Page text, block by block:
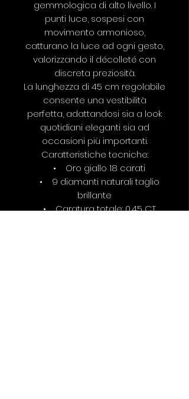
gemmologica di alto livello. I
punti luce, sospesi con
movimento armonioso,
catturano la luce ad ogni gesto,
valorizzando il décolleté con
discreta preziosità.
La lunghezza di 45 cm regolabile
consente una vestibilità
perfetta, adattandosi sia a look
quotidiani eleganti sia ad
occasioni più importanti.
Caratteristiche tecniche:
• Oro giallo 18 carati
• 9 diamanti naturali taglio
brillante
• Caratura totale: 0,45 CT